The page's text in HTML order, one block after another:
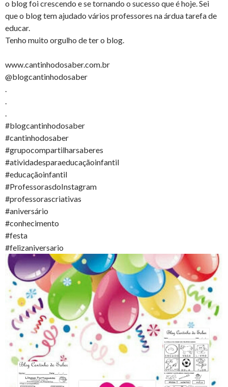
o blog foi crescendo e se tornando o sucesso que é hoje. Sei
que o blog tem ajudado vários professores na árdua tarefa de
educar.
Tenho muito orgulho de ter o blog.
www.cantinhodosaber.com.br
@blogcantinhodosaber
.
.
.
#blogcantinhodosaber
#cantinhodosaber
#grupocompartilharsaberes
#atividadesparaeducaçãoinfantil
#educaçãoinfantil
#ProfessorasdoInstagram
#professorascriativas
#aniversário
#conhecimento
#festa
#felizaniversario